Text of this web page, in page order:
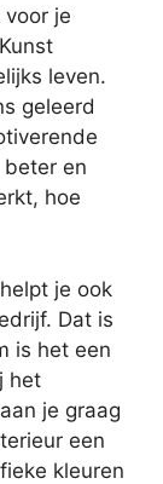
je
leven.
geleerd
en
hoe
je ook
Dat is
is het een
het
je graag
een
kleuren